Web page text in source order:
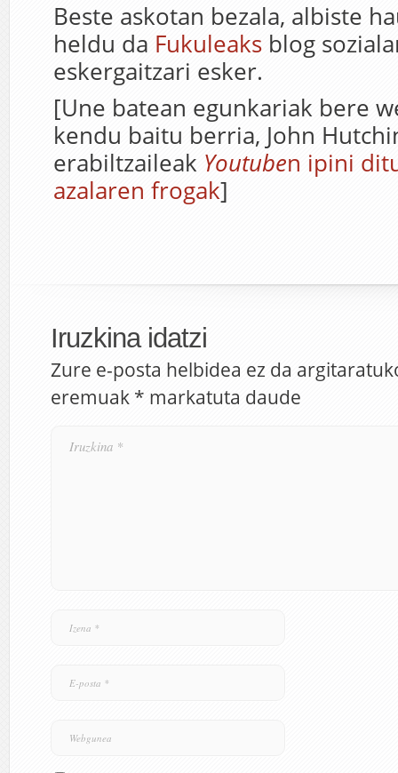
Beste askotan bezala, albiste
heldu da Fukuleaks blog
eskergaitzari esker.
[Une batean egunkariak bere
kendu baitu berria, John
erabiltzaileak Youtuben ipini
azalaren frogak]
Iruzkina idatzi
Zure e-posta helbidea ez da
eremuak * markatuta daude